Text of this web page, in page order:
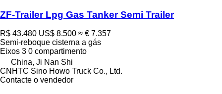
ZF-Trailer Lpg Gas Tanker Semi Trailer
R$ 43.480 US$ 8.500 ≈ € 7.357
Semi-reboque cisterna a gás
Eixos 3 0 compartimento
China, Ji Nan Shi
CNHTC Sino Howo Truck Co., Ltd.
Contacte o vendedor